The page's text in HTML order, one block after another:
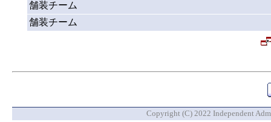
舗装チーム
舗装チーム
Copyright (C) 2022 Independent